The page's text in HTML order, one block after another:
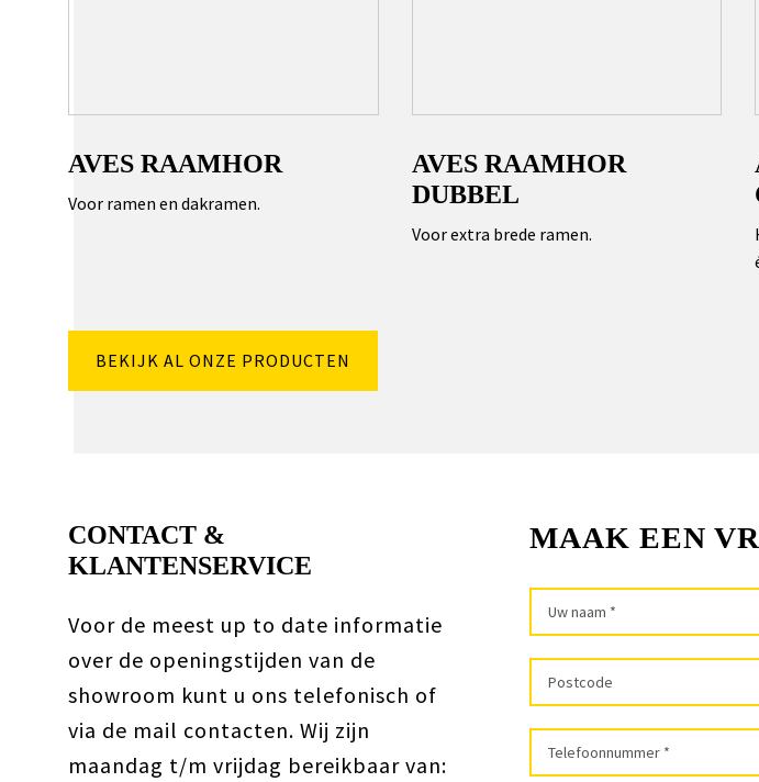
AVES RAAMHOR
Voor ramen en dakramen.
AVES RAAMHOR
DUBBEL
Voor extra brede ramen.
BEKIJK AL ONZE PRODUCTEN
CONTACT &
KLANTENSERVICE
Voor de meest up to date informatie
over de openingstijden van de
showroom kunt u ons telefonisch of
via de mail contacten. Wij zijn
maandag t/m vrijdag bereikbaar van:
MAAK EEN